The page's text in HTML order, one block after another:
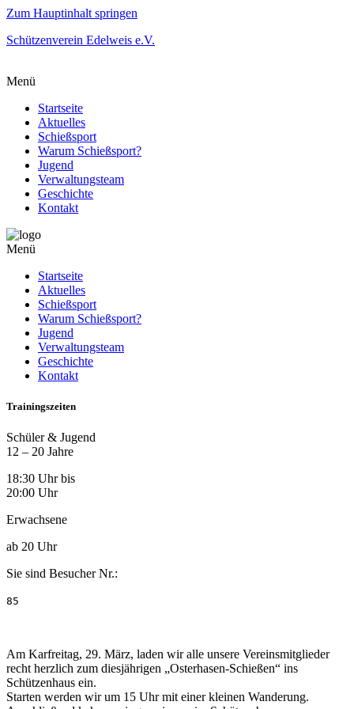
Zum Hauptinhalt springen
Schützenverein Edelweis e.V.
Menü
Startseite
Aktuelles
Schießsport
Warum Schießsport?
Jugend
Verwaltungsteam
Geschichte
Kontakt
Menü
Startseite
Aktuelles
Schießsport
Warum Schießsport?
Jugend
Verwaltungsteam
Geschichte
Kontakt
Trainingszeiten
Schüler & Jugend
12 – 20 Jahre
18:30 Uhr bis
20:00 Uhr
Erwachsene
ab 20 Uhr
Sie sind Besucher Nr.:
85
Am Karfreitag, 29. März, laden wir alle unsere Vereinsmitglieder
recht herzlich zum diesjährigen „Osterhasen-Schießen“ ins
Schützenhaus ein.
Starten werden wir um 15 Uhr mit einer kleinen Wanderung.